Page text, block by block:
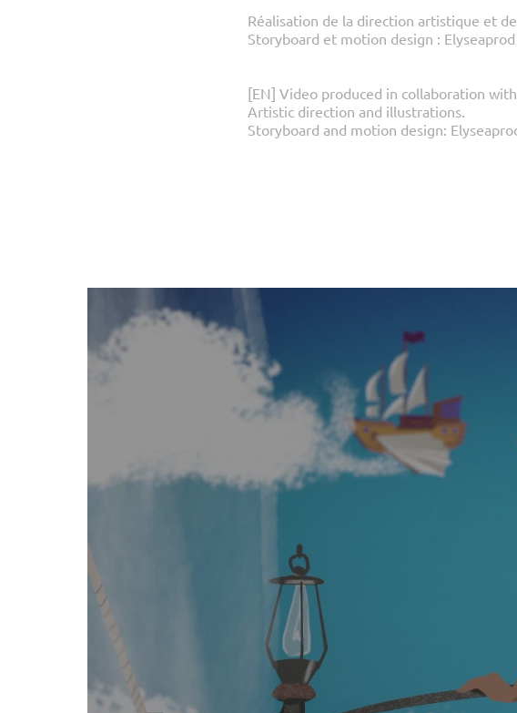
Réalisation de la direction artistique et
Storyboard et motion design : Elyseaprod
[EN] Video produced in collaboration
Artistic direction and illustrations.
Storyboard and motion design: